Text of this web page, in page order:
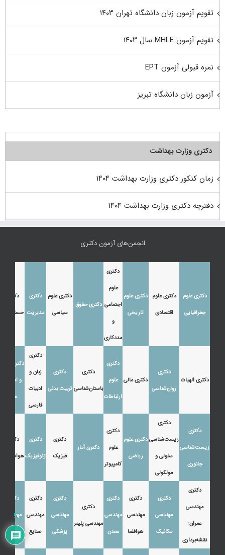
تقویم آزمون زبان دانشگاه تهران ۱۴۰۳
تقویم آزمون MHLE سال ۱۴۰۳
نمره قبولی آزمون EPT
آزمون زبان دانشگاه تبریز
دکتری وزارت بهداشت
زمان کنکور دکتری وزارت بهداشت ۱۴۰۴
دفترچه دکتری وزارت بهداشت ۱۴۰۴
انجمن‌های آزمون دکتری
دکتری علوم
جغرافیایی
دکتری علوم
اقتصادی
دکتری علوم
تاریخی
دکتری
علوم
اجتماعی
و
مددکاری
دکتری حقوق
دکتری علوم
سیاسی
دکتری
مدیریت
دکتری
حسابداری
دکتری الهیات
دکتری
روان‌شناسی
دکتری مالی
دکتری
علوم
ارتباطات
دکتری
باستان‌شناسی
دکتری
تربیت بدنی
دکتری
زبان و
ادبیات
فارسی
دکتری زبان
و ادبیات
عرب
دکتری
زیست‌شناسی
جانوری
دکتری
زیست‌شناسی
سلولی و
مولکولی
دکتری علوم
ریاضی
دکتری
علوم
کامپیوتر
دکتری آمار
دکتری
فیزیک
دکتری
ژئوفیزیک
دکتری
هواشناسی
دکتری
مهندسی
عمران-
نقشه‌برداری
دکتری
مهندسی
مکانیک
دکتری
مهندسی
هوافضا
دکتری
مهندسی
معدن
دکتری
مهندسی پلیمر
دکتری
مهندسی
پزشکی
دکتری
مهندسی
صنایع
دکتری
مهندسی
نفت
5